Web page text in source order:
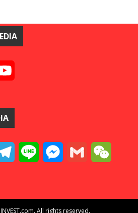
TelegramLine Messenger
Gmail
All rights reserved.